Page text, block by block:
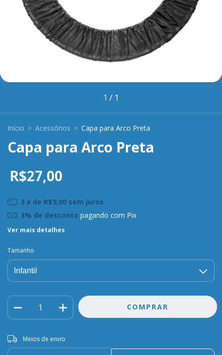
1 / 1
Início > Acessórios > Capa para Arco Preta
Capa para Arco Preta
R$27,00
3 x de R$9,00 sem juros
3% de desconto pagando com Pix
Ver mais detalhes
Tamanho
Entregas para o CEP:
Meios de envio